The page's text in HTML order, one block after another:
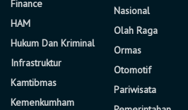
Finance
HAM
Hukum Dan Kriminal
Infrastruktur
Kamtibmas
Kemenkumham
Nasional
Olah Raga
Ormas
Otomotif
Pariwisata